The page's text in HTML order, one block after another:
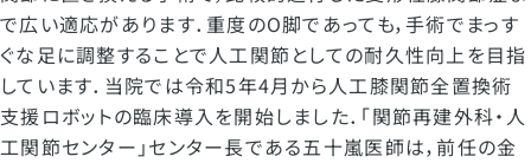
で広い適応があります．重度のO脚であっても，手術でまっす
ぐな足に調整することで人工関節としての耐久性向上を目指
しています．当院では令和5年4月から人工膝関節全置換術
支援ロボットの臨床導入を開始しました．「関節再建外科・人
工関節センター」センター長である五十嵐医師は，前任の金